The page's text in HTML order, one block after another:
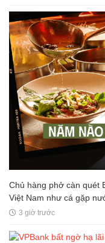
Chủ hàng phở càn quét
Việt Nam như cá gặp
3 giờ trước